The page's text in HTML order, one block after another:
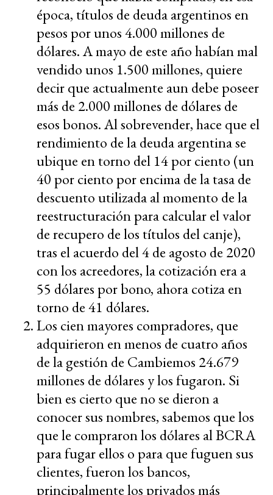
época, títulos de deuda argentinos en
pesos por unos 4.000 millones de
dólares. A mayo de este año habían mal
vendido unos 1.500 millones, quiere
decir que actualmente aun debe poseer
más de 2.000 millones de dólares de
esos bonos. Al sobrevender, hace que el
rendimiento de la deuda argentina se
ubique en torno del 14 por ciento (un
40 por ciento por encima de la tasa de
descuento utilizada al momento de la
reestructuración para calcular el valor
de recupero de los títulos del canje),
tras el acuerdo del 4 de agosto de 2020
con los acreedores, la cotización era a
55 dólares por bono, ahora cotiza en
torno de 41 dólares.
Los cien mayores compradores, que
adquirieron en menos de cuatro años
de la gestión de Cambiemos 24.679
millones de dólares y los fugaron. Si
bien es cierto que no se dieron a
conocer sus nombres, sabemos que los
que le compraron los dólares al BCRA
para fugar ellos o para que fuguen sus
clientes, fueron los bancos,
principalmente los privados más